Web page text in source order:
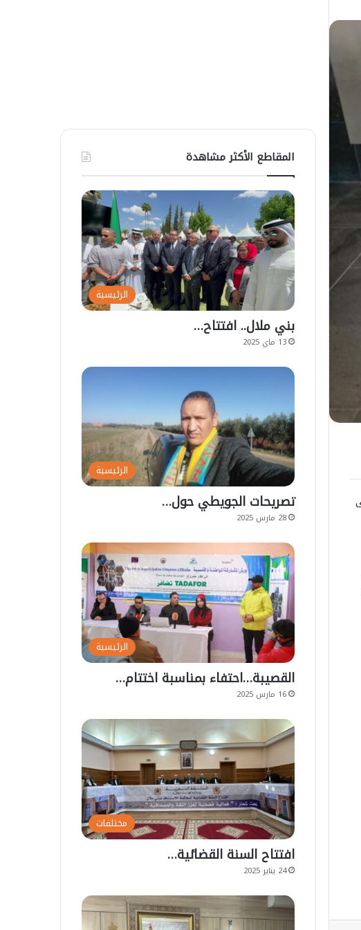
المقاطع الأكثر مشاهدة
الرئيسية
بني ملال.. افتتاح…
13 ماي 2025
الرئيسية
تصريحات الجويطي حول…
28 مارس 2025
الرئيسية
القصيبة…احتفاء بمناسبة اختتام…
16 مارس 2025
مختلفات
افتتاح السنة القضائية…
24 يناير 2025